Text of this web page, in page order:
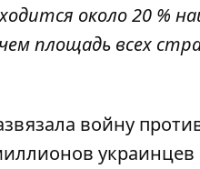
около 20 %
площадь всех
войну
украинцев